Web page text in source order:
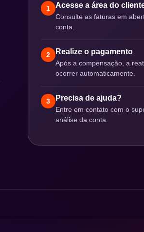
1 Acesse a área do
Consulte as faturas em
conta.
2 Realize o pagamento
Após a compensação, a
ocorrer automaticamente.
3 Precisa de ajuda?
Entre em contato com o
análise da conta.